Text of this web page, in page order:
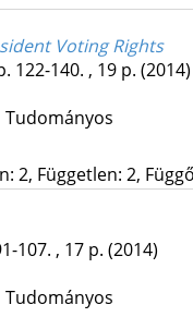
Voting Rights
122-140. , 19 p. (2014)
Tudományos
2, Független: 2,
107. , 17 p. (2014)
Tudományos